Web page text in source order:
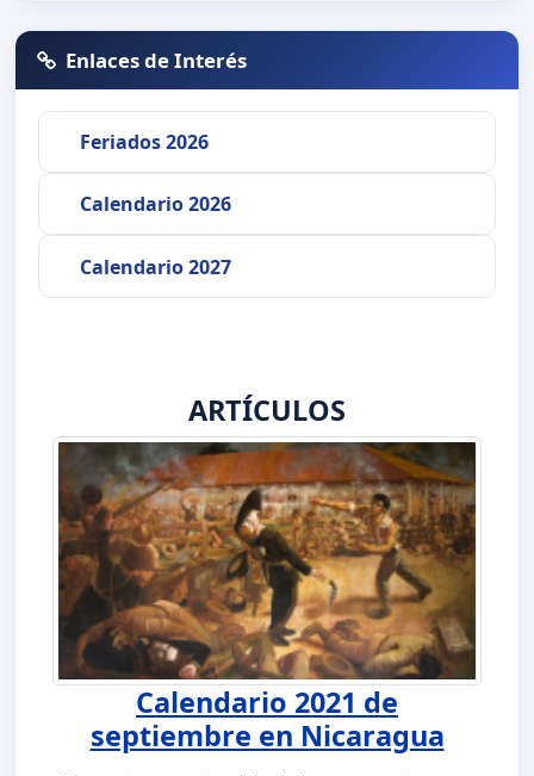
Enlaces de Interés
Feriados 2026
Calendario 2026
Calendario 2027
ARTÍCULOS
Calendario 2021 de
septiembre en Nicaragua